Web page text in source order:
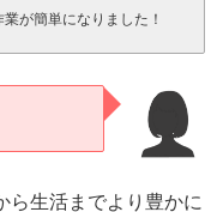
が簡単になりました！
ら生活までより豊かに